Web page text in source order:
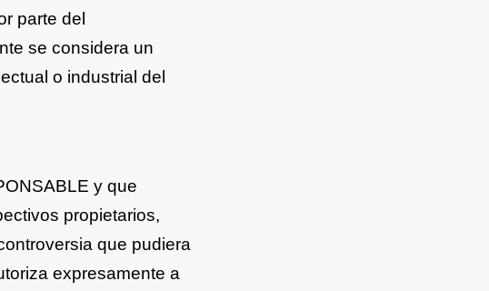
parte del
se considera un
o industrial del
y que
propietarios,
que pudiera
expresamente a